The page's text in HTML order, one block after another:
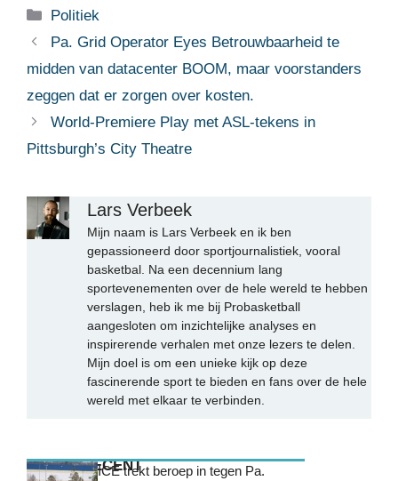
Categorieën
Politiek
Pa. Grid Operator Eyes Betrouwbaarheid te
midden van datacenter BOOM, maar voorstanders
zeggen dat er zorgen over kosten.
World-Premiere Play met ASL-tekens in
Pittsburgh’s City Theatre
Lars Verbeek
Mijn naam is Lars Verbeek en ik ben
gepassioneerd door sportjournalistiek, vooral
basketbal. Na een decennium lang
sportevenementen over de hele wereld te hebben
verslagen, heb ik me bij Probasketball
aangesloten om inzichtelijke analyses en
inspirerende verhalen met onze lezers te delen.
Mijn doel is om een unieke kijk op deze
fascinerende sport te bieden en fans over de hele
wereld met elkaar te verbinden.
MEEST RECENTICE trekt beroep in tegen Pa.